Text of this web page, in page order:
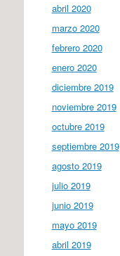
abril 2020
marzo 2020
febrero 2020
enero 2020
diciembre 2019
noviembre 2019
octubre 2019
septiembre 2019
agosto 2019
julio 2019
junio 2019
mayo 2019
abril 2019